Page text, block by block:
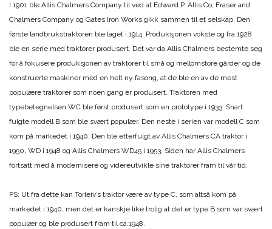
I 1901 ble Allis Chalmers Company til ved at Edward P. Allis Co, Fraser and
Chalmers Company og Gates Iron Works gikk sammen til et selskap. Den
første landbrukstraktoren ble laget i 1914. Produksjonen vokste og fra 1928
ble en serie med traktorer produsert. Det var da Allis Chalmers bestemte seg
for å fokusere produksjonen av traktorer til små og mellomstore gårder og de
konstruerte maskiner med en helt ny fasong, at de ble en av de mest
populære traktorer som noen gang er produsert. Traktoren med
typebetegnelsen WC ble først produsert som en prototype i 1933. Snart
fulgte modell B som ble svært populær. Den neste i serien var modell C som
kom på markedet i 1940. Den ble etterfulgt av Allis Chalmers CA traktor i
1950, WD i 1948 og Allis Chalmers WD45 i 1953. Siden har Allis Chalmers
fortsatt med å modernisere og videreutvikle sine traktorer fram til vår tid.
PS: Ut fra dette kan Torleiv’s traktor være av type C, som altså kom på
markedet i 1940, men det er kanskje like trolig at det er type B som var svært
populær og ble produsert fram til ca.1948.